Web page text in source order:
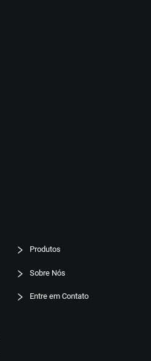
Produtos
Sobre Nós
Entre em Contato